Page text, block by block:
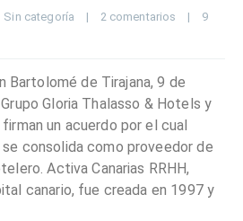
Sin categoría | 2 comentarios |
9
Bartolomé de Tirajana, 9 de
Gloria Thalasso & Hotels y
un acuerdo por el cual
se consolida como proveedor de
Activa Canarias RRHH,
canario, fue creada en 1997 y